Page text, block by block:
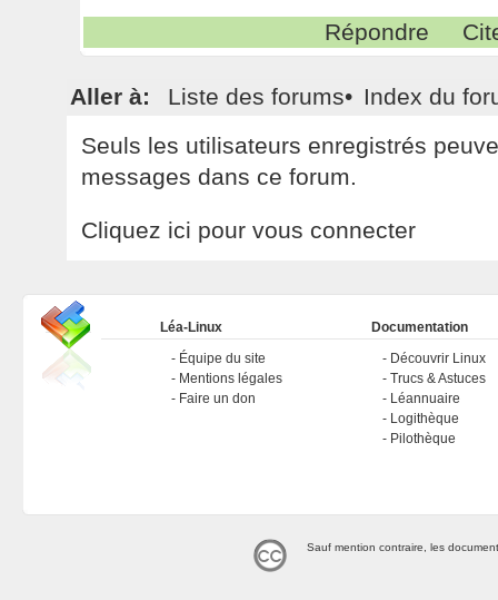
Répondre
Aller à: Liste des forums• Index du
Seuls les utilisateurs enregistrés
messages dans ce forum.
Cliquez ici pour vous connecter
Léa-Linux
Équipe du site
Mentions légales
Faire un don
Documentation
Découvrir Linux
Trucs & Astuces
Léannuaire
Logithèque
Pilothèque
Sauf mention contraire, les